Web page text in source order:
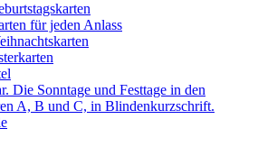
für jeden Anlass
Die Sonntage und Festtage in den
A, B und C, in Blindenkurzschrift.